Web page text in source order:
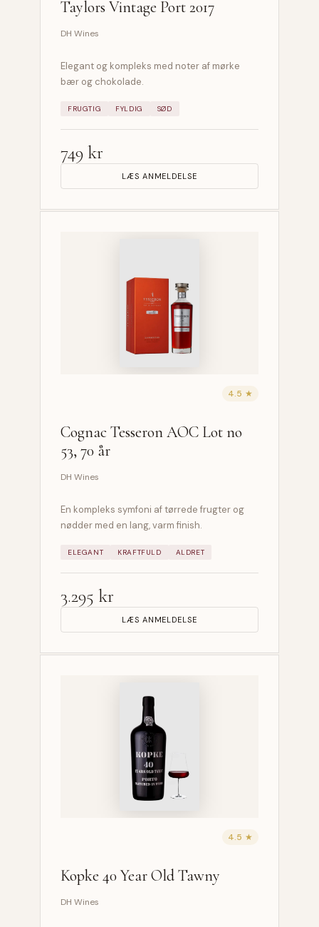
Taylors Vintage Port 2017
DH Wines
Elegant og kompleks med noter af mørke
bær og chokolade.
FRUGTIG FYLDIG SØD
749 kr
LÆS ANMELDELSE
4.5 ★
Cognac Tesseron AOC Lot no
53, 70 år
DH Wines
En kompleks symfoni af tørrede frugter og
nødder med en lang, varm finish.
ELEGANT KRAFTFULD ALDRET
3.295 kr
LÆS ANMELDELSE
4.5 ★
Kopke 40 Year Old Tawny
DH Wines